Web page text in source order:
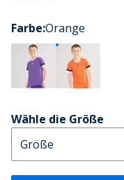
Farbe:Orange
Wähle die Größe